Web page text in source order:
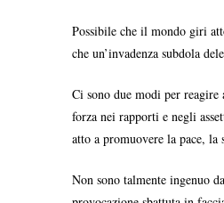
Possibile che il mondo giri
che un’invadenza subdola
Ci sono due modi per reagire
forza nei rapporti e negli
atto a promuovere la pace,
Non sono talmente ingenuo